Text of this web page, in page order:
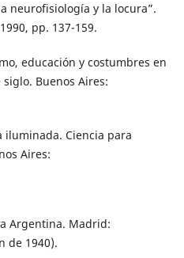
neurofisiología y la locura”.
pp. 137-159.
educación y costumbres en
Buenos Aires:
iluminada. Ciencia para
Aires:
Argentina. Madrid:
de 1940).